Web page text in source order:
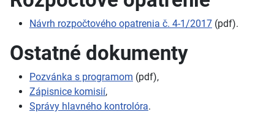
Návrh rozpočtového opatrenia č. 4-1/2017 (pdf).
Ostatné dokumenty
Pozvánka s programom (pdf),
Zápisnice komisií,
Správy hlavného kontrolóra.